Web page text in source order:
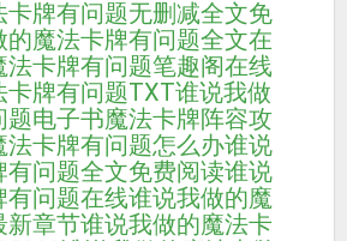
牌有问题无删减全文免
的魔法卡牌有问题全文在
卡牌有问题笔趣阁在线
牌有问题TXT谁说我做
题电子书魔法卡牌阵容攻
法卡牌有问题怎么办谁说
问题全文免费阅读谁说
有问题在线谁说我做的魔
新章节谁说我做的魔法卡